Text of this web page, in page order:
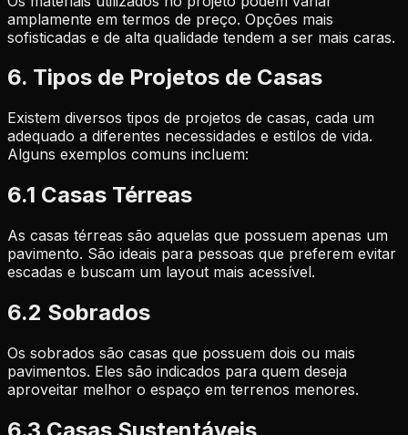
amplamente em termos de preço. Opções mais
sofisticadas e de alta qualidade tendem a ser mais caras.
6. Tipos de Projetos de Casas
Existem diversos tipos de projetos de casas, cada um
adequado a diferentes necessidades e estilos de vida.
Alguns exemplos comuns incluem:
6.1 Casas Térreas
As casas térreas são aquelas que possuem apenas um
pavimento. São ideais para pessoas que preferem evitar
escadas e buscam um layout mais acessível.
6.2 Sobrados
Os sobrados são casas que possuem dois ou mais
pavimentos. Eles são indicados para quem deseja
aproveitar melhor o espaço em terrenos menores.